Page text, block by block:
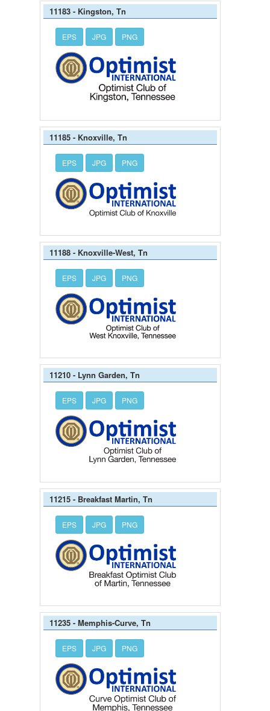
11183 - Kingston, Tn
EPS JPG PNG
11185 - Knoxville, Tn
EPS JPG PNG
11188 - Knoxville-West, Tn
EPS JPG PNG
11210 - Lynn Garden, Tn
EPS JPG PNG
11215 - Breakfast Martin, Tn
EPS JPG PNG
11235 - Memphis-Curve, Tn
EPS JPG PNG